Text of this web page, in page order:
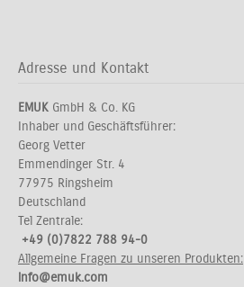
Adresse und Kontakt
EMUK GmbH & Co. KG
Inhaber und Geschäftsführer:
Georg Vetter
Emmendinger Str. 4
77975 Ringsheim
Deutschland
Tel Zentrale:
+49 (0)7822 788 94-0
Allgemeine Fragen zu unseren Produkten:
info@emuk.com